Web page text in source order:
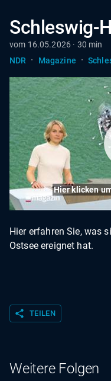
Schleswig-
vom 16.05.2026 · 30 min
NDR
· Magazine ·
Hier klicken
Hier erfahren Sie, was
Ostsee ereignet hat.
share TEILEN
Weitere Folgen